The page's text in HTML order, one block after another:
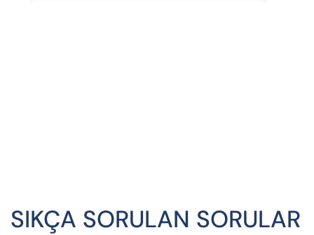
SIKÇA SORULAN SORULAR